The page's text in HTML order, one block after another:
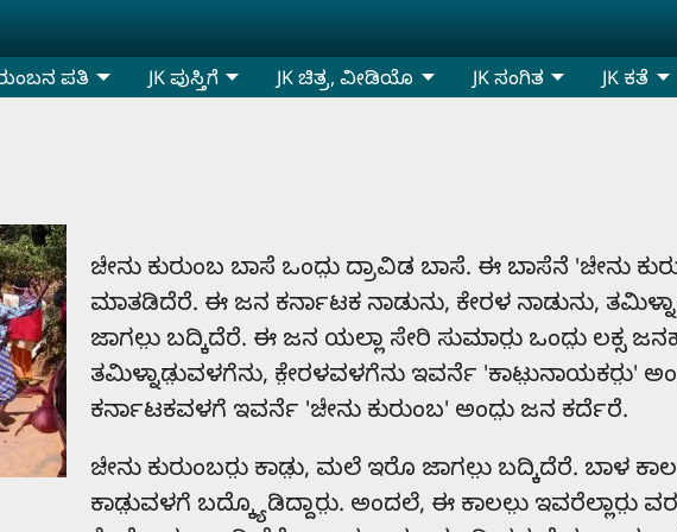
ಪತಿ JK ಪುಸ್ತಿಗೆ JK ಚಿತ್ರ, ವೀಡಿಯೊ JK ಸಂಗಿತ JK ಕತೆ
ಜೇನು ಕುರುಂಬ ಬಾಸೆ ಒಂದು಼ ದ್ರಾವಿಡ ಬಾಸೆ. ಈ ಬಾಸೆನೆ 'ಜೇನು
ಮಾತಡಿದೆರೆ. ಈ ಜನ ಕರ್ನಾಟಕ ನಾಡುನು, ಕೇರಳ ನಾಡುನು,
ಜಾಗಲು಼ ಬದ್ಕಿದೆರೆ. ಈ ಜನ ಯಲ್ಲಾ ಸೇರಿ ಸುಮಾರು಼ ಒಂದು಼ ಲಕ್ಸ
ತಮಿಳ್ನಾಡು಼ವಳಗೆನು, ಕೇ಼ರಳವಳಗೆನು ಇವರ್ನೆ 'ಕಾಟು಼ನಾಯಕರು಼'
ಕರ್ನಾಟಕವಳಗೆ ಇವರ್ನೆ 'ಜೇನು ಕುರುಂಬ' ಅಂದು಼ ಜನ ಕರ್ದೆರೆ.
ಜೇನು ಕುರುಂಬರು಼ ಕಾಡು಼, ಮಲೆ ಇರೊ ಜಾಗಲು಼ ಬದ್ಕಿದೆರೆ. ಬಾಳ
ಕಾಡು಼ವಳಗೆ ಬದ್ಕ್ಯೊಡಿದ್ದಾರು಼. ಅಂದಲೆ, ಈ ಕಾಲಲು಼ ಇವರೆಲ್ಲಾರು಼